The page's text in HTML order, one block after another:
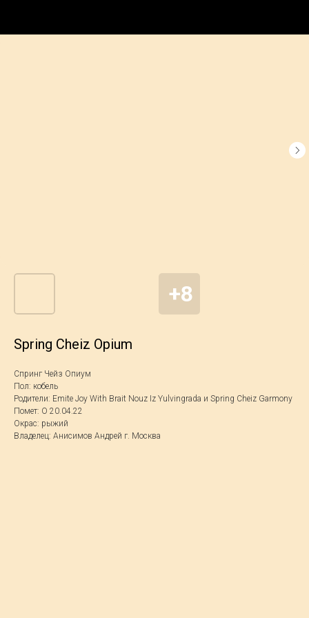
Spring Cheiz Opium
Спринг Чейз Опиум
Пол: кобель
Родители: Emite Joy With Brait Nouz Iz Yulvingrada и Spring Cheiz Garmony
Помет: O 20.04.22
Окрас: рыжий
Владелец: Анисимов Андрей г. Москва